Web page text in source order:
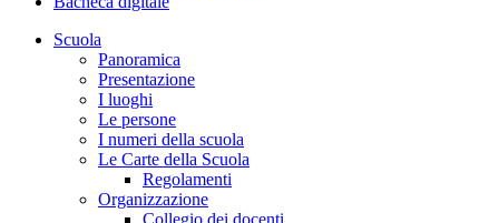
Scuola
Panoramica
Presentazione
I luoghi
Le persone
I numeri della scuola
Le Carte della Scuola
Regolamenti
Organizzazione
Collegio dei docenti